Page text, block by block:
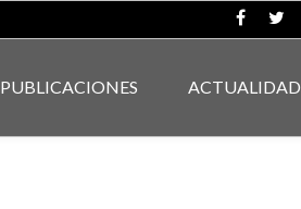
PUBLICACIONES ACTUALIDAD